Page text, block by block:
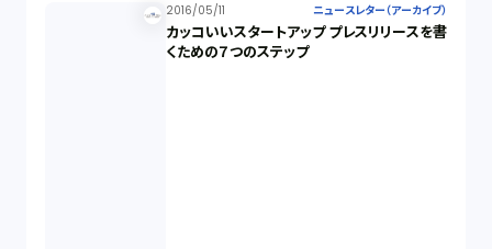
2016/05/11 ニュースレター（アーカイブ）
カッコいいスタートアップ プレスリリースを書
くための７つのステップ